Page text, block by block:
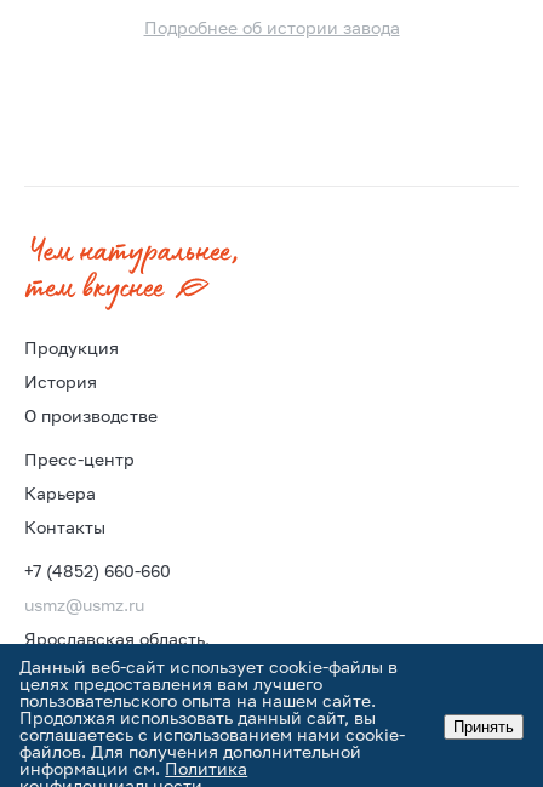
Подробнее об истории завода
Продукция
История
О производстве
Пресс-центр
Карьера
Контакты
+7 (4852) 660-660
usmz@usmz.ru
Ярославская область,
г. Углич, Рыбинское шоссе, 22В
Оферта•Конфиденциальность
Данный веб-сайт использует cookie-файлы в
целях предоставления вам лучшего
пользовательского опыта на нашем сайте.
Продолжая использовать данный сайт, вы
соглашаетесь с использованием нами cookie-
файлов. Для получения дополнительной
информации см.Политика
Принять